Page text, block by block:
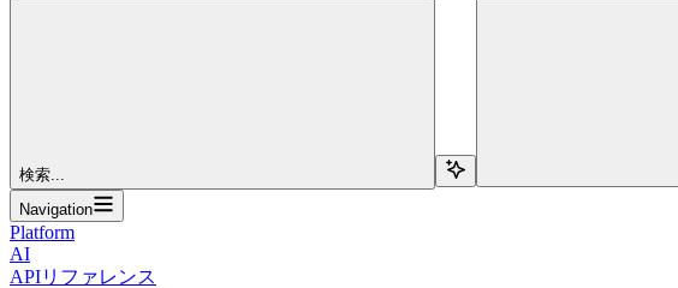
検索...
Navigation
Platform
AI
APIリファレンス